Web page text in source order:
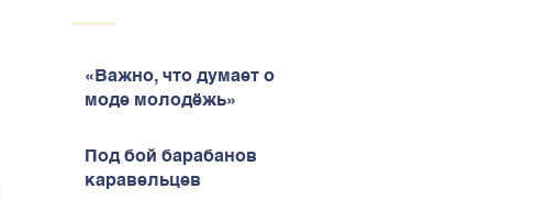
«Важно, что думает о
моде молодёжь»
Под бой барабанов
каравельцев